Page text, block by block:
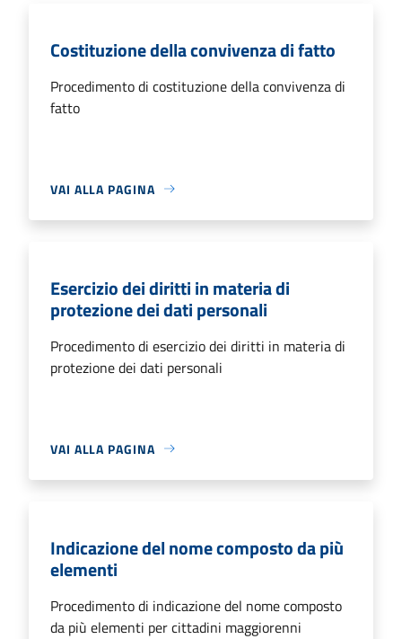
Costituzione della convivenza di fatto
Procedimento di costituzione della convivenza di
fatto
VAI ALLA PAGINA
Esercizio dei diritti in materia di
protezione dei dati personali
Procedimento di esercizio dei diritti in materia di
protezione dei dati personali
VAI ALLA PAGINA
Indicazione del nome composto da più
elementi
Procedimento di indicazione del nome composto
da più elementi per cittadini maggiorenni